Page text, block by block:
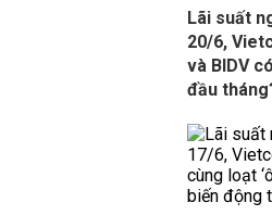
Lãi suất
20/6,
và BIDV
đầu